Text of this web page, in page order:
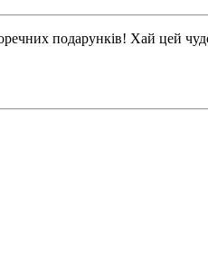
подарунків! Хай цей